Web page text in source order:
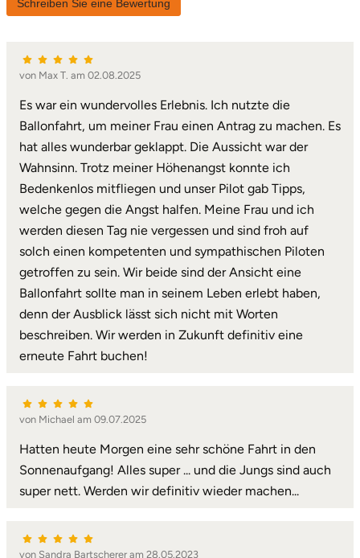
Schreiben Sie eine Bewertung
von Max T. am 02.08.2025
Es war ein wundervolles Erlebnis. Ich nutzte die
Ballonfahrt, um meiner Frau einen Antrag zu machen. Es
hat alles wunderbar geklappt. Die Aussicht war der
Wahnsinn. Trotz meiner Höhenangst konnte ich
Bedenkenlos mitfliegen und unser Pilot gab Tipps,
welche gegen die Angst halfen. Meine Frau und ich
werden diesen Tag nie vergessen und sind froh auf
solch einen kompetenten und sympathischen Piloten
getroffen zu sein. Wir beide sind der Ansicht eine
Ballonfahrt sollte man in seinem Leben erlebt haben,
denn der Ausblick lässt sich nicht mit Worten
beschreiben. Wir werden in Zukunft definitiv eine
erneute Fahrt buchen!
von Michael am 09.07.2025
Hatten heute Morgen eine sehr schöne Fahrt in den
Sonnenaufgang! Alles super ... und die Jungs sind auch
super nett. Werden wir definitiv wieder machen...
von Sandra Bartscherer am 28.05.2023
Mecklenburgische Seenplatte
Meiningen
Merzig
Mettingen
Märkisch-Oderland
Mönchengladbach
München
Münster
Nagold
Neckarsulm